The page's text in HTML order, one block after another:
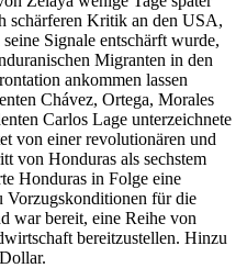
schärferen Kritik an den USA,
Signale entschärft wurde,
Migranten in den
ankommen lassen
Chávez, Ortega, Morales
Carlos Lage unterzeichnete
von einer revolutionären und
von Honduras als sechstem
Honduras in Folge eine
Vorzugskonditionen für die
war bereit, eine Reihe von
bereitzustellen. Hinzu